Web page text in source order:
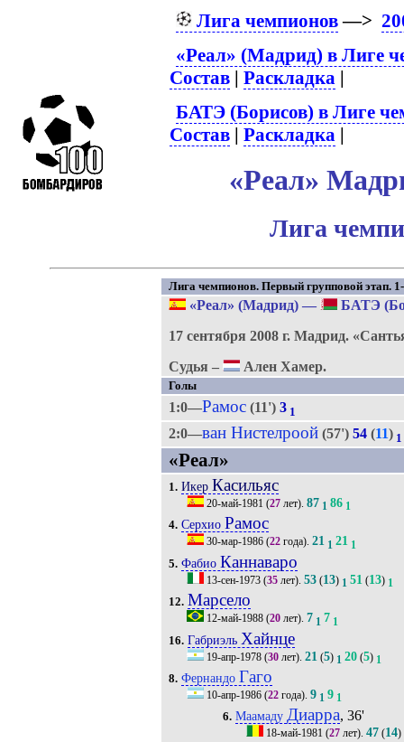
Лига чемпионов—>
«Реал» (Мадрид) в Лиге
Состав |Раскладка |
БАТЭ (Борисов) в Лиге
Состав |Раскладка |
«Реал»
Лига
Лига чемпионов. Первый групповой этап.
«Реал» (Мадрид)—
БАТЭ
17 сентября 2008 г. Мадрид.
Судья –
Ален Хамер.
Голы
1:0—Рамос(11') 3 1
2:0—ван Нистелроой(57') 54(11) 1
«Реал»
1. Икер Касильяс
20-май-1981 (27лет). 87 1 86 1
4. Серхио Рамос
30-мар-1986(22года). 21 1 21 1
5. Фабио Каннаваро
13-сен-1973(35лет). 53(13) 1 51 (13) 1
12. Марсело
12-май-1988(20лет). 7 1 7 1
16. Габриэль Хайнце
19-апр-1978(30лет). 21 (5) 1 20(5) 1
8. Фернандо Гаго
10-апр-1986(22года). 9 1 9 1
6. Маамаду Диарра, 36'
18-май-1981 (27 лет).47 (14)